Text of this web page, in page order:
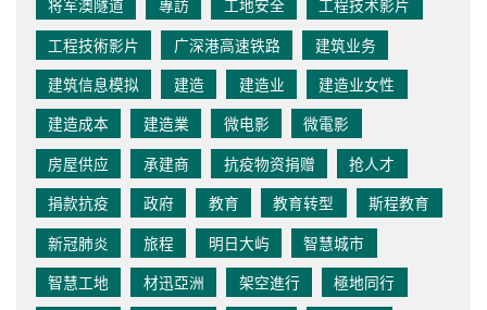
将军澳隧道
專訪 工地安全
工程技术影片
工程技術影片
广深港高速铁路
建筑业务
建筑信息模拟
建造 建造业
建造业女性
建造成本
建造業 微电影
微電影
房屋供应
承建商 抗疫物资捐赠
抢人才
捐款抗疫
政府 教育 教育转型
斯程教育
新冠肺炎
旅程 明日大屿
智慧城市
智慧工地
材迅亞洲 架空進行
極地同行